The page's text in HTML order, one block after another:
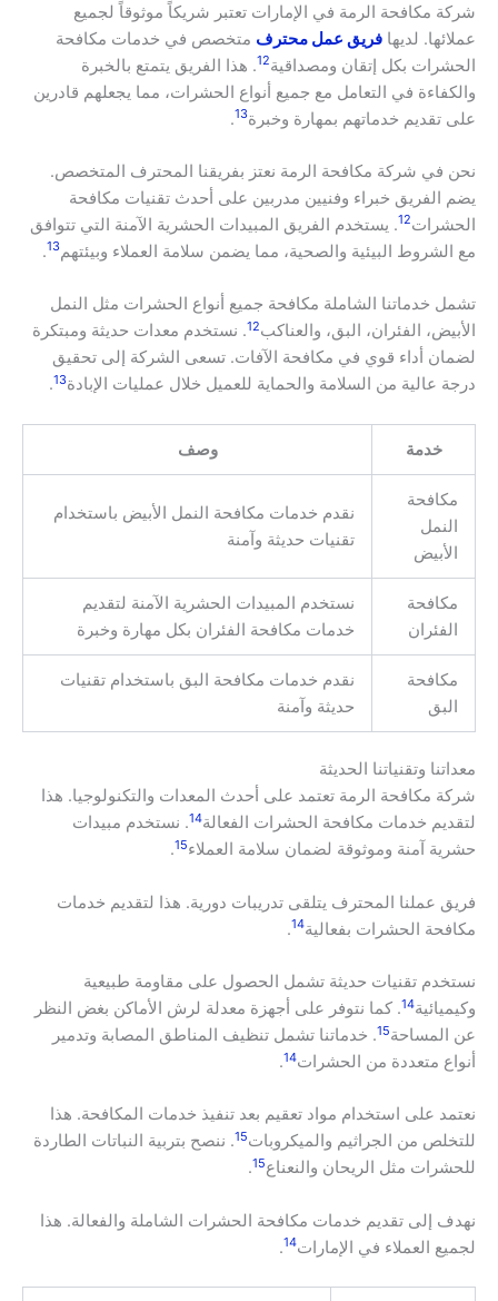
شركة مكافحة الرمة في الإمارات تعتبر شريكاً موثوقاً لجميع
عملائها. لديها فريق عمل محترف متخصص في خدمات مكافحة
الحشرات بكل إتقان ومصداقية12. هذا الفريق يتمتع بالخبرة
والكفاءة في التعامل مع جميع أنواع الحشرات، مما يجعلهم قادرين
على تقديم خدماتهم بمهارة وخبرة13
.
نحن في شركة مكافحة الرمة نعتز بفريقنا المحترف المتخصص.
يضم الفريق خبراء وفنيين مدربين على أحدث تقنيات مكافحة
الحشرات12. يستخدم الفريق المبيدات الحشرية الآمنة التي تتوافق
مع الشروط البيئية والصحية، مما يضمن سلامة العملاء وبيئتهم13
.
تشمل خدماتنا الشاملة مكافحة جميع أنواع الحشرات مثل النمل
الأبيض، الفئران، البق، والعناكب12. نستخدم معدات حديثة ومبتكرة
لضمان أداء قوي في مكافحة الآفات. تسعى الشركة إلى تحقيق
درجة عالية من السلامة والحماية للعميل خلال عمليات الإبادة13
.
خدمة وصف
مكافحة
النمل
الأبيض
نقدم خدمات مكافحة النمل الأبيض باستخدام
تقنيات حديثة وآمنة
مكافحة
الفئران
نستخدم المبيدات الحشرية الآمنة لتقديم
خدمات مكافحة الفئران بكل مهارة وخبرة
مكافحة
البق
نقدم خدمات مكافحة البق باستخدام تقنيات
حديثة وآمنة
معداتنا وتقنياتنا الحديثة
شركة مكافحة الرمة تعتمد على أحدث المعدات والتكنولوجيا. هذا
لتقديم خدمات مكافحة الحشرات الفعالة14. نستخدم مبيدات
حشرية آمنة وموثوقة لضمان سلامة العملاء15
.
فريق عملنا المحترف يتلقى تدريبات دورية. هذا لتقديم خدمات
مكافحة الحشرات بفعالية14
.
نستخدم تقنيات حديثة تشمل الحصول على مقاومة طبيعية
وكيميائية14. كما نتوفر على أجهزة معدلة لرش الأماكن بغض النظر
عن المساحة15. خدماتنا تشمل تنظيف المناطق المصابة وتدمير
أنواع متعددة من الحشرات14
.
نعتمد على استخدام مواد تعقيم بعد تنفيذ خدمات المكافحة. هذا
للتخلص من الجراثيم والميكروبات15. ننصح بتربية النباتات الطاردة
للحشرات مثل الريحان والنعناع15
.
نهدف إلى تقديم خدمات مكافحة الحشرات الشاملة والفعالة. هذا
لجميع العملاء في الإمارات14
.